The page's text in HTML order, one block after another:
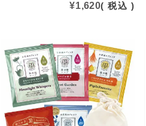
¥1,620 税込